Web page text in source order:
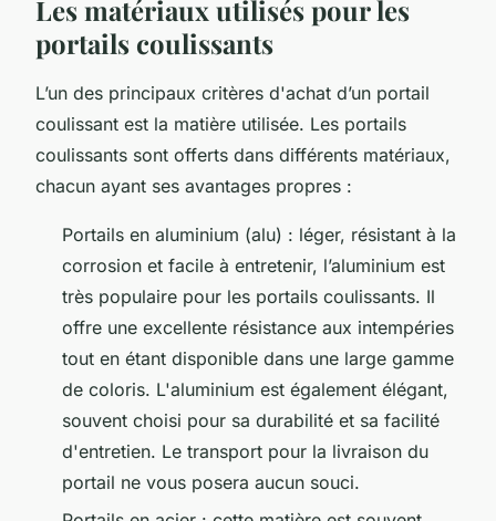
Les matériaux utilisés pour les
portails coulissants
L’un des principaux critères d'achat d’un portail
coulissant est la matière utilisée. Les portails
coulissants sont offerts dans différents matériaux,
chacun ayant ses avantages propres :
Portails en aluminium (alu) : léger, résistant à la
corrosion et facile à entretenir, l’aluminium est
très populaire pour les portails coulissants. Il
offre une excellente résistance aux intempéries
tout en étant disponible dans une large gamme
de coloris. L'aluminium est également élégant,
souvent choisi pour sa durabilité et sa facilité
d'entretien. Le transport pour la livraison du
portail ne vous posera aucun souci.